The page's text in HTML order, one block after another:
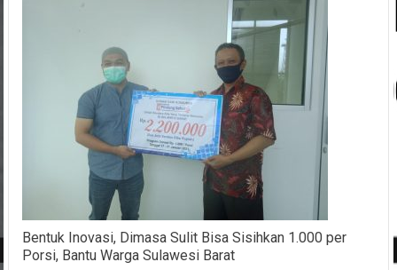
Bentuk Inovasi, Dimasa Sulit Bisa Sisihkan 1.000 per
Porsi, Bantu Warga Sulawesi Barat